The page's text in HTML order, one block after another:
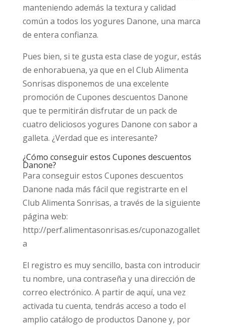
manteniendo además la textura y calidad
común a todos los yogures Danone, una marca
de entera confianza.
Pues bien, si te gusta esta clase de yogur, estás
de enhorabuena, ya que en el Club Alimenta
Sonrisas disponemos de una excelente
promoción de Cupones descuentos Danone
que te permitirán disfrutar de un pack de
cuatro deliciosos yogures Danone con sabor a
galleta. ¿Verdad que es interesante?
¿Cómo conseguir estos Cupones descuentos
Danone?
Para conseguir estos Cupones descuentos
Danone nada más fácil que registrarte en el
Club Alimenta Sonrisas, a través de la siguiente
página web:
http://perf.alimentasonrisas.es/cuponazogallet
a
El registro es muy sencillo, basta con introducir
tu nombre, una contraseña y una dirección de
correo electrónico. A partir de aquí, una vez
activada tu cuenta, tendrás acceso a todo el
amplio catálogo de productos Danone y, por